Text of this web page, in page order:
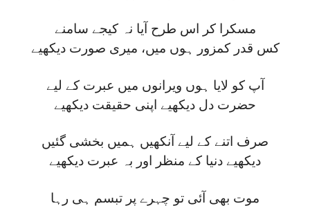
مسکرا کر اس طرح آیا نہ کیجے سامنے
کس قدر کمزور ہوں میں، میری صورت دیکھیے
آپ کو لایا ہوں ویرانوں میں عبرت کے لیے
حضرت دل دیکھیے اپنی حقیقت دیکھیے
صرف اتنے کے لیے آنکھیں ہمیں بخشی گئیں
دیکھیے دنیا کے منظر اور بہ عبرت دیکھیے
موت بھی آئی تو چہرے پر تبسم ہی رہا